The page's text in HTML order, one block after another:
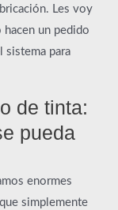
Les voy
hacen un pedido
sistema para
de tinta:
pueda
enormes
simplemente